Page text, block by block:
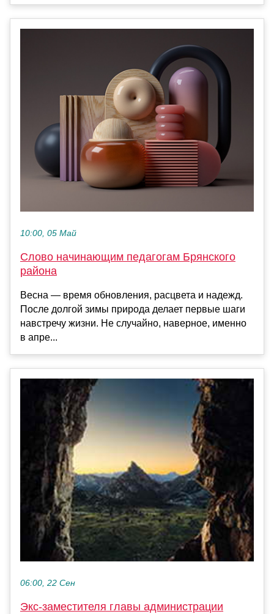
10:00, 05 Май
Слово начинающим педагогам Брянского
района
Весна — время обновления, расцвета и надежд.
После долгой зимы природа делает первые шаги
навстречу жизни. Не случайно, наверное, именно
в апре...
06:00, 22 Сен
Экс-заместителя главы администрации